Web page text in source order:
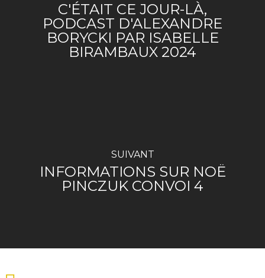
C'ÉTAIT CE JOUR-LÀ,
PODCAST D'ALEXANDRE
BORYCKI PAR ISABELLE
BIRAMBAUX 2024
SUIVANT
INFORMATIONS SUR NOË
PINCZUK CONVOI 4